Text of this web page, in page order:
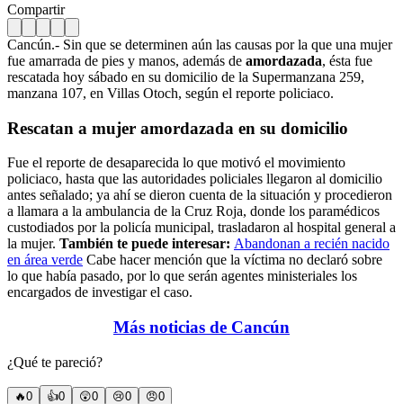
Compartir
Cancún.- Sin que se determinen aún las causas por la que una mujer
fue amarrada de pies y manos, además de amordazada, ésta fue
rescatada hoy sábado en su domicilio de la Supermanzana 259,
manzana 107, en Villas Otoch, según el reporte policiaco.
Rescatan a mujer amordazada en su domicilio
Fue el reporte de desaparecida lo que motivó el movimiento
policiaco, hasta que las autoridades policiales llegaron al domicilio
antes señalado; ya ahí se dieron cuenta de la situación y procedieron
a llamara a la ambulancia de la Cruz Roja, donde los paramédicos
custodiados por la policía municipal, trasladaron al hospital general a
la mujer. También te puede interesar: Abandonan a recién nacido
en área verde Cabe hacer mención que la víctima no declaró sobre
lo que había pasado, por lo que serán agentes ministeriales los
encargados de investigar el caso.
Más noticias de Cancún
¿Qué te pareció?
🔥0 👍0 😲0 😢0 😠0